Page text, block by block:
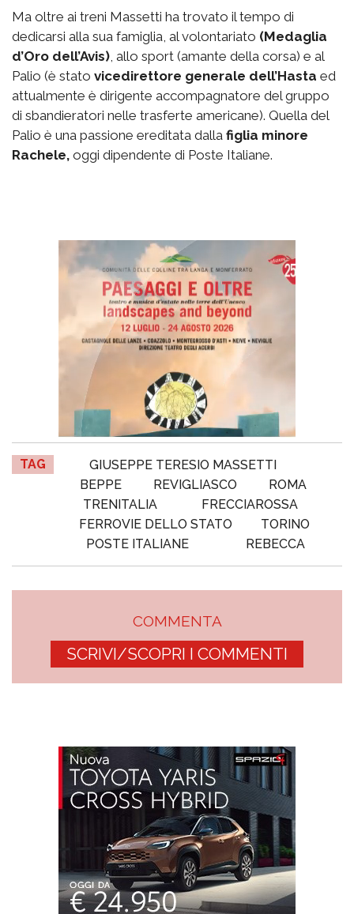
Ma oltre ai treni Massetti ha trovato il tempo di
dedicarsi alla sua famiglia, al volontariato (Medaglia
d’Oro dell’Avis), allo sport (amante della corsa) e al
Palio (è stato vicedirettore generale dell’Hasta ed
attualmente è dirigente accompagnatore del gruppo
di sbandieratori nelle trasferte americane). Quella del
Palio è una passione ereditata dalla figlia minore
Rachele, oggi dipendente di Poste Italiane.
TAG
GIUSEPPE TERESIO MASSETTI
BEPPE
REVIGLIASCO
ROMA
TRENITALIA
FRECCIAROSSA
FERROVIE DELLO STATO
TORINO
POSTE ITALIANE
REBECCA
COMMENTA
SCRIVI/SCOPRI I COMMENTI